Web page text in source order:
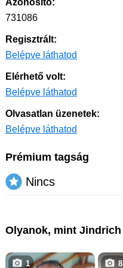
Azonosító:
731086
Regisztrált:
Belépve láthatod
Elérhető volt:
Belépve láthatod
Olvasatlan üzenetek:
Belépve láthatod
Prémium tagság
Nincs
Olyanok, mint Jindrich
1 8